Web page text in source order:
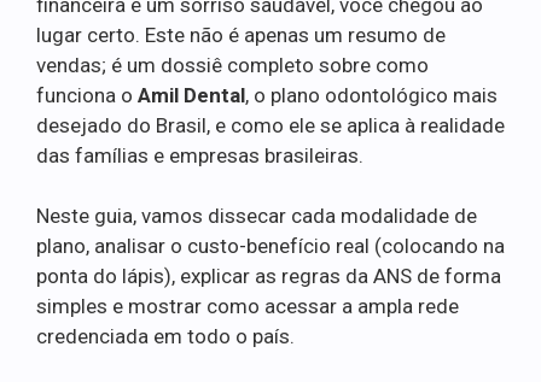
lugar certo. Este não é apenas um resumo de
vendas; é um dossiê completo sobre como
funciona o Amil Dental, o plano odontológico mais
desejado do Brasil, e como ele se aplica à realidade
das famílias e empresas brasileiras.
Neste guia, vamos dissecar cada modalidade de
plano, analisar o custo-benefício real (colocando na
ponta do lápis), explicar as regras da ANS de forma
simples e mostrar como acessar a ampla rede
credenciada em todo o país.